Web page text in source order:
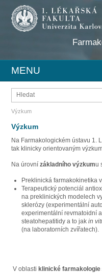
MENU
Výzkum
Výzkum
Na Farmakologickém ústavu 1.
tak klinicky orientovaným
Na úrovnízákladního výzkumu
Preklinická farmakokinetika
Terapeutický potenciál
na preklinických modelech
sklerózy (experimentální
experimentální revmatoidní
steatohepatitidy a to jakin
(na laboratorních zvířatech).
V oblasti klinické farmakologie